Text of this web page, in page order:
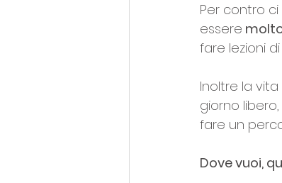
Per contro
essere
fare lezioni
Inoltre la
giorno
fare un
Dove vuoi,